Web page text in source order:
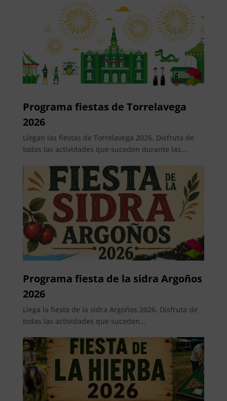
Programa fiestas de Torrelavega
2026
Llegan las fiestas de Torrelavega 2026. Disfruta de
todas las actividades que suceden durante las...
Programa fiesta de la sidra Argoños
2026
Llega la fiesta de la sidra Argoños 2026. Disfruta de
todas las actividades que suceden...